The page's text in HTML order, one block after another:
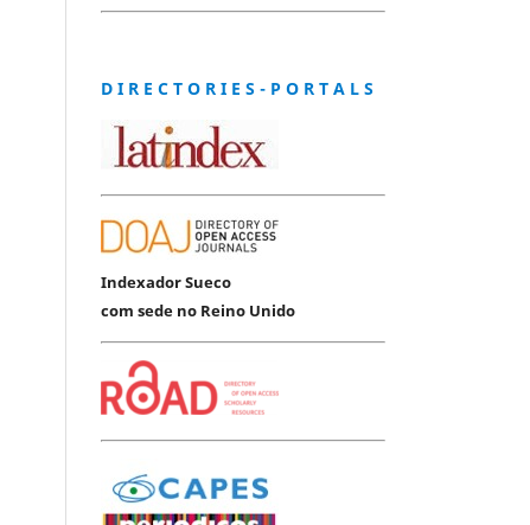
D I R E C T O R I E S - P O R T A L S
Indexador Sueco
com sede no Reino Unido